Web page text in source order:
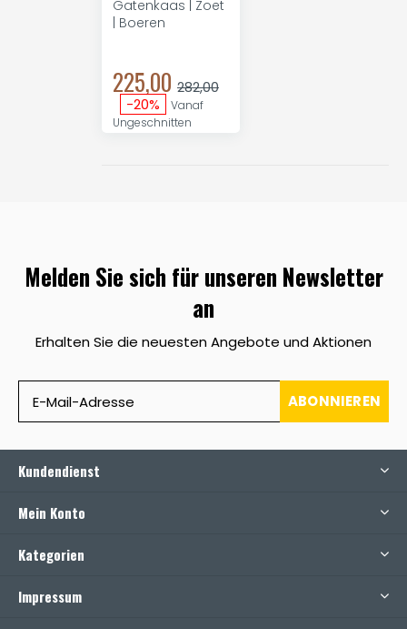
Gatenkaas | Zoet
| Boeren
225,00 282,00
-20%
Vanaf
Ungeschnitten
Melden Sie sich für unseren Newsletter
an
Erhalten Sie die neuesten Angebote und Aktionen
ABONNIEREN
Kundendienst
Mein Konto
Kategorien
Impressum